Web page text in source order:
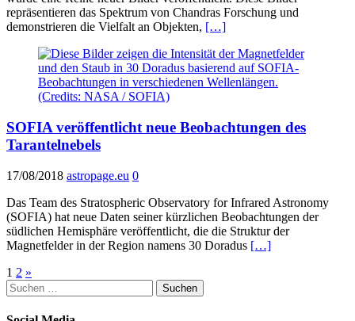
repräsentieren das Spektrum von Chandras Forschung und
demonstrieren die Vielfalt an Objekten, […]
SOFIA veröffentlicht neue Beobachtungen des
Tarantelnebels
17/08/2018 astropage.eu 0
Das Team des Stratospheric Observatory for Infrared Astronomy
(SOFIA) hat neue Daten seiner kürzlichen Beobachtungen der
südlichen Hemisphäre veröffentlicht, die die Struktur der
Magnetfelder in der Region namens 30 Doradus […]
Seitennummerierung
der
1 2 »
Suchen
nach: